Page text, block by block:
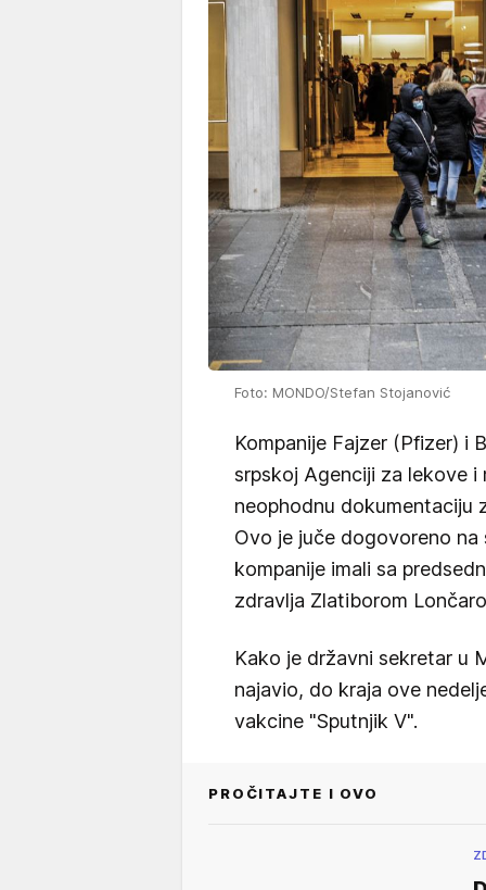
Foto: MONDO/Stefan Stojanović
Kompanije Fajzer (Pfizer) i
srpskoj Agenciji za lekove
neophodnu dokumentaciju
Ovo je juče dogovoreno
kompanije imali sa
zdravlja Zlatiborom
Kako je državni sekretar u
najavio, do kraja ove
vakcine "Sputnjik V".
PROČITAJTE I OVO